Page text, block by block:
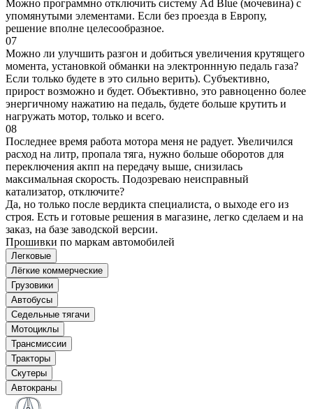
Можно программно отключить систему Ad Blue (мочевина) с
упомянутыми элементами. Если без проезда в Европу,
решение вполне целесообразное.
07
Можно ли улучшить разгон и добиться увеличения крутящего
момента, установкой обманки на электроннную педаль газа?
Если только будете в это сильно верить). Субъективно,
прирост возможно и будет. Объективно, это равноценно более
энергичному нажатию на педаль, будете больше крутить и
нагружать мотор, только и всего.
08
Последнее время работа мотора меня не радует. Увеличился
расход на литр, пропала тяга, нужно больше оборотов для
переключения акпп на передачу выше, снизилась
максимальная скорость. Подозреваю неисправный
катализатор, отключите?
Да, но только после вердикта специалиста, о выходе его из
строя. Есть и готовые решения в магазине, легко сделаем и на
заказ, на базе заводской версии.
Прошивки по маркам автомобилей
Легковые
Лёгкие коммерческие
Грузовики
Автобусы
Седельные тягачи
Мотоциклы
Трансмиссии
Тракторы
Скутеры
Автокраны